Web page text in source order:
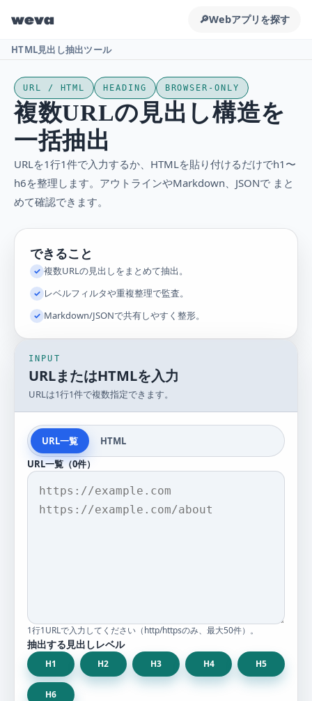
weva 🔎Webアプリを探す
HTML見出し抽出ツール
URL / HTML HEADING BROWSER-ONLY
複数URLの見出し構造を
一括抽出
URLを1行1件で入力するか、HTMLを貼り付けるだけでh1〜
h6を整理します。アウトラインやMarkdown、JSONで まと
めて確認できます。
できること
✓ 複数URLの見出しをまとめて抽出。
✓ レベルフィルタや重複整理で監査。
✓ Markdown/JSONで共有しやすく整形。
INPUT
URLまたはHTMLを入力
URLは1行1件で複数指定できます。
URL一覧
HTML
URL一覧（0件）
1行1URLで入力してください（http/httpsのみ、最大50件）。
抽出する見出しレベル
H1 H2 H3 H4 H5
H6